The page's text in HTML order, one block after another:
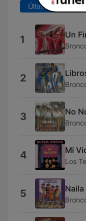
Últimos 7 días
1 Un
2
3 No
4 Mi
Los
5 Naila